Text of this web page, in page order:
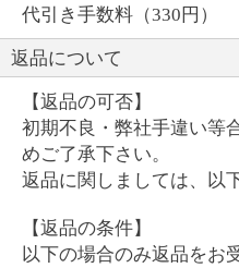
代引き手数料（330円）
返品について
【返品の可否】
初期不良・弊社手違い等
めご了承下さい。
返品に関しましては、以
【返品の条件】
以下の場合のみ返品をお